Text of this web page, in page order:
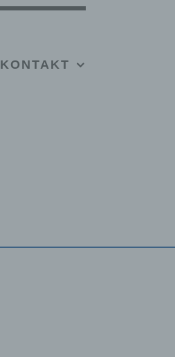
KONTAKT